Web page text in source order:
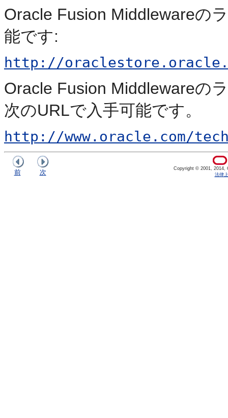
Oracle Fusion Middlewareの
能です:
http://
Oracle Fusion Middlewareの
次のURLで入手可能です。
http://www.oracle.com/
前 次
Copyright © 2001, 2014,
法律